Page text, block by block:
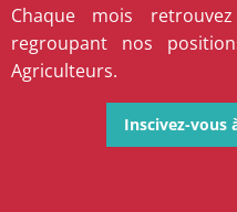
Chaque mois
regroupant nos
Agriculteurs.
Inscivez-vous